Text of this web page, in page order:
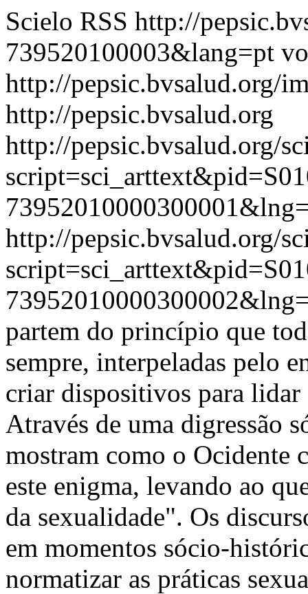
Scielo RSS http://
739520100003&lang=pt
http://pepsic.bvsalud.org/
http://pepsic.bvsalud.org
http://pepsic.bvsalud.org/
http://pepsic.bvsalud.org/
partem do princípio que
sempre, interpeladas pelo
criar dispositivos para lidar
Através de uma digressão
mostram como o Ocidente
este enigma, levando ao
da sexualidade". Os
em momentos sócio-
normatizar as práticas